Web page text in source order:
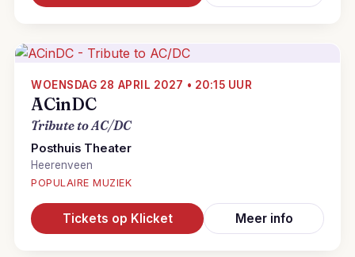
WOENSDAG 28 APRIL 2027 • 20:15 UUR
ACinDC
Tribute to AC/DC
Posthuis Theater
Heerenveen
POPULAIRE MUZIEK
Tickets op Klicket Meer info